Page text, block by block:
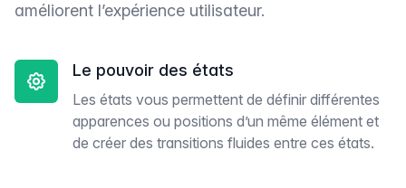
améliorent l’expérience utilisateur.
Le pouvoir des états
Les états vous permettent de définir différentes
apparences ou positions d’un même élément et
de créer des transitions fluides entre ces états.